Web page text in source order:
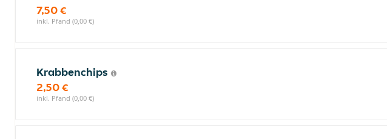
7,50 €
inkl. Pfand (0,00 €)
Krabbenchips
2,50 €
inkl. Pfand (0,00 €)